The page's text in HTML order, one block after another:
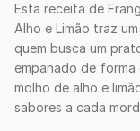
Esta receita de
Alho e Limão traz
quem busca um
empanado de
molho de alho e
sabores a cada